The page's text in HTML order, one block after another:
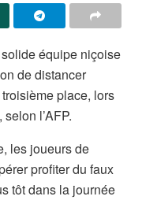
équipe niçoise
de distancer
place, lors
l’AFP.
les joueurs de
profiter du faux
tôt dans la journée